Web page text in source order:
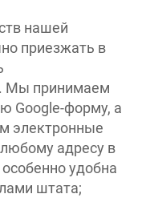
нашей
приезжать в
Мы принимаем
Google-форму, а
электронные
адресу в
удобна
штата;